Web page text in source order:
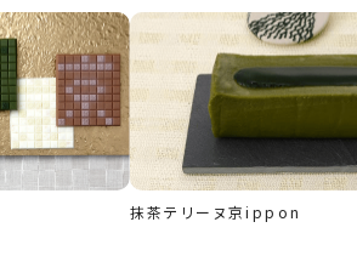
抹茶テリーヌ京ippon